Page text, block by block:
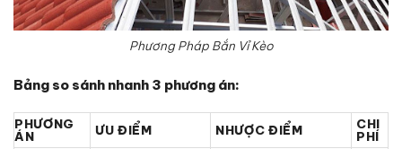
Phương Pháp Bắn Vỉ Kèo
Bảng so sánh nhanh 3 phương án:
PHƯƠNG
ÁN ƯU ĐIỂM NHƯỢC ĐIỂM CHI
PHÍ